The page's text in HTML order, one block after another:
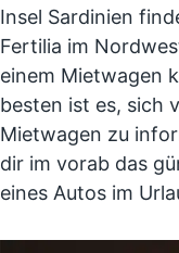
Insel Sardinien
Fertilia im
einem Mietwagen
besten ist es, sich
Mietwagen zu
dir im vorab das
eines Autos im